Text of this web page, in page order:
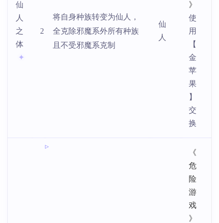
仙
人
之
体
2
将自身种族转变为仙人，
全克除邪魔系外所有种族
且不受邪魔系克制
仙
人
》
使
用
【
金
苹
果
】
交
换
《
危
险
游
戏
》